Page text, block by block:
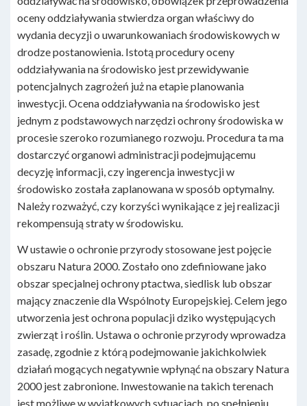
oceny oddziaływania stwierdza organ właściwy do
wydania decyzji o uwarunkowaniach środowiskowych w
drodze postanowienia. Istotą procedury oceny
oddziaływania na środowisko jest przewidywanie
potencjalnych zagrożeń już na etapie planowania
inwestycji. Ocena oddziaływania na środowisko jest
jednym z podstawowych narzędzi ochrony środowiska w
procesie szeroko rozumianego rozwoju. Procedura ta ma
dostarczyć organowi administracji podejmującemu
decyzję informacji, czy ingerencja inwestycji w
środowisko została zaplanowana w sposób optymalny.
Należy rozważyć, czy korzyści wynikające z jej realizacji
rekompensują straty w środowisku.
W ustawie o ochronie przyrody stosowane jest pojęcie
obszaru Natura 2000. Zostało ono zdefiniowane jako
obszar specjalnej ochrony ptactwa, siedlisk lub obszar
mający znaczenie dla Wspólnoty Europejskiej. Celem jego
utworzenia jest ochrona populacji dziko występujących
zwierząt i roślin. Ustawa o ochronie przyrody wprowadza
zasadę, zgodnie z którą podejmowanie jakichkolwiek
działań mogących negatywnie wpłynąć na obszary Natura
2000 jest zabronione. Inwestowanie na takich terenach
jest możliwe w wyjątkowych sytuacjach, po spełnieniu